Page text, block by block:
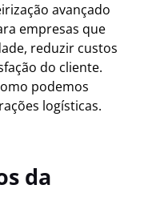
avançado
empresas que
reduzir custos
do cliente.
podemos
logísticas.
da